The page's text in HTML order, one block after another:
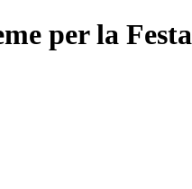
per la Festa